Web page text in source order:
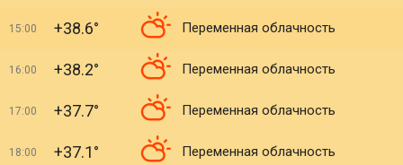
15:00 +38.6° Переменная облачность
16:00 +38.2° Переменная облачность
17:00 +37.7° Переменная облачность
18:00 +37.1° Переменная облачность